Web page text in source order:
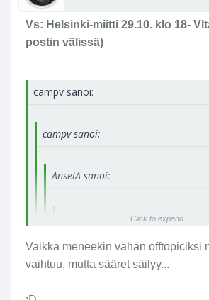
Vs: Helsinki-miitti 29.10. klo 18-
postin välissä)
campv sanoi:
campv sanoi:
AnselA sanoi:
Ole tyytyväinen että Helin tuoli
olisit saanut korosta napin
Click to expand...
Click to expand...
Vaikka meneekin vähän offtopiciksi
vaihtuu, mutta sääret säilyy...